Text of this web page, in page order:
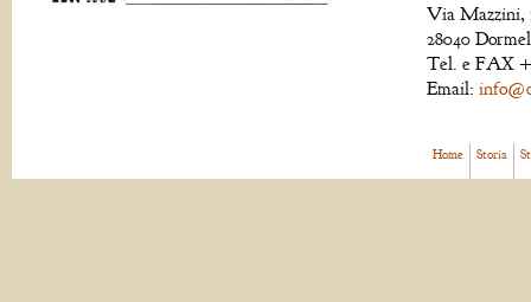
Via Mazzini,
28040
Tel. e FAX
Email:
Home Storia